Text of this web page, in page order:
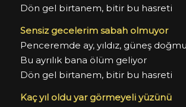
Dön gel birtanem, bitir bu hasreti
Sensiz gecelerim sabah olmuyor
Penceremde ay, yıldız, güneş
Bu ayrılık bana ölüm geliyor
Dön gel birtanem, bitir bu hasreti
Kaç yıl oldu yar görmeyeli yüzünü